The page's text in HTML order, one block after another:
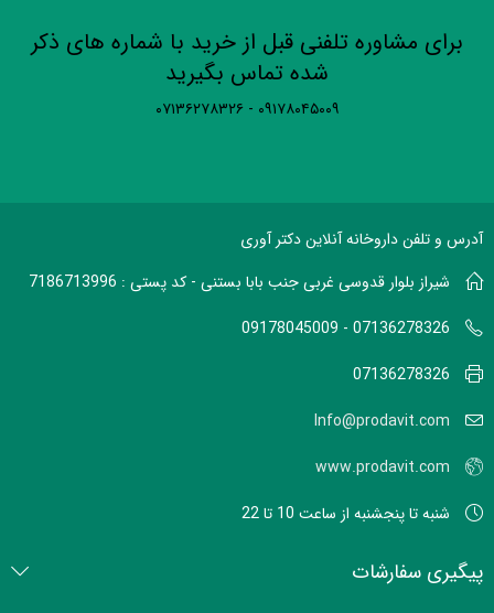
برای مشاوره تلفنی قبل از خرید با شماره های ذکر
شده تماس بگیرید
۰۹۱۷۸۰۴۵۰۰۹ - ۰۷۱۳۶۲۷۸۳۲۶
آدرس و تلفن داروخانه آنلاین دکتر آوری
شیراز بلوار قدوسی غربی جنب بابا بستنی - کد پستی : 7186713996
07136278326 - 09178045009
07136278326
Info@prodavit.com
www.prodavit.com
شنبه تا پنجشنبه از ساعت 10 تا 22
پیگیری سفارشات